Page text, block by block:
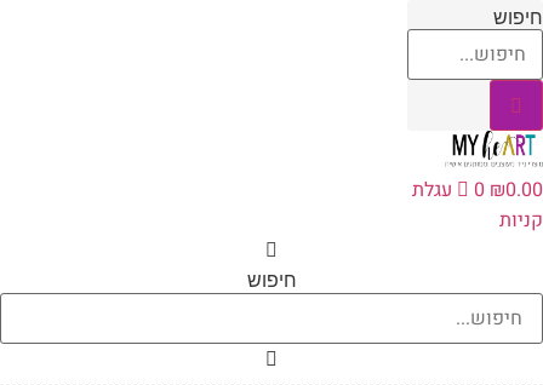
₪
0
עגלת
חיפוש